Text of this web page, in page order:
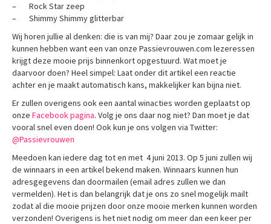
– Rock Star zeep
– Shimmy Shimmy glitterbar
Wij horen jullie al denken: die is van mij? Daar zou je zomaar gelijk in
kunnen hebben want een van onze Passievrouwen.com lezeressen
krijgt deze mooie prijs binnenkort opgestuurd. Wat moet je
daarvoor doen? Heel simpel: Laat onder dit artikel een reactie
achter en je maakt automatisch kans, makkelijker kan bijna niet.
Er zullen overigens ook een aantal winacties worden geplaatst op
onze Facebook pagina. Volg je ons daar nog niet? Dan moet je dat
vooral snel even doen! Ook kun je ons volgen via Twitter:
@Passievrouwen
Meedoen kan iedere dag tot en met 4 juni 2013. Op 5 juni zullen wij
de winnaars in een artikel bekend maken. Winnaars kunnen hun
adresgegevens dan doormailen (email adres zullen we dan
vermelden). Het is dan belangrijk dat je ons zo snel mogelijk mailt
zodat al die mooie prijzen door onze mooie merken kunnen worden
verzonden! Overigens is het niet nodig om meer dan een keer per